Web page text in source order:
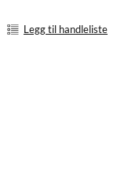
Legg til handleliste